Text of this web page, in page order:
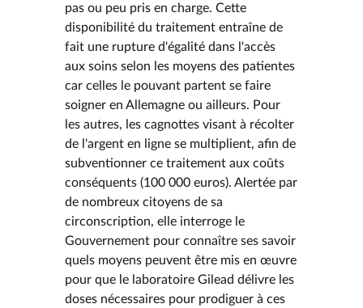
pas ou peu pris en charge. Cette
disponibilité du traitement entraîne de
fait une rupture d'égalité dans l'accès
aux soins selon les moyens des patientes
car celles le pouvant partent se faire
soigner en Allemagne ou ailleurs. Pour
les autres, les cagnottes visant à récolter
de l'argent en ligne se multiplient, afin de
subventionner ce traitement aux coûts
conséquents (100 000 euros). Alertée par
de nombreux citoyens de sa
circonscription, elle interroge le
Gouvernement pour connaître ses savoir
quels moyens peuvent être mis en œuvre
pour que le laboratoire Gilead délivre les
doses nécessaires pour prodiguer à ces